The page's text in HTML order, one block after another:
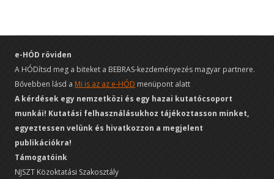
e-HÓD röviden
A HÓDítsd meg a biteket a BEBRAS-kezdeményezés magyar partnere.
Bővebben lásd a Mi is az az e-HÓD menüpont alatt
A kérdések egy nemzetközi és egy hazai kutatócsoport
munkái! Kutatási felhasználásukhoz tájékoztasson minket,
egyeztessen velünk és hivatkozzon a megjelent
publikációkra!
Támogatóink
NJSZT Közoktatási Szakosztály